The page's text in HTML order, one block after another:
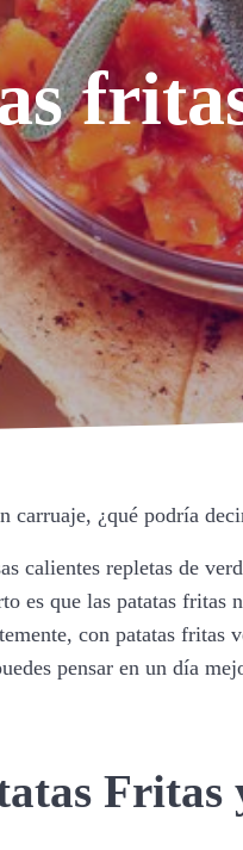
¿qué podría
calientes repletas de
es que las patatas
con patatas
pensar en un día
Fritas